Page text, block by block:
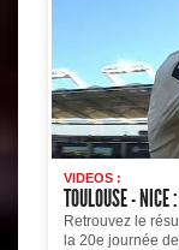
VIDEOS :
TOULOUSE - NICE
Retrouvez le
la 20e journée